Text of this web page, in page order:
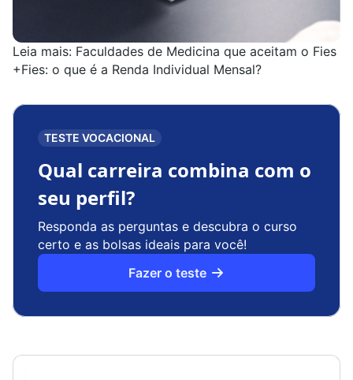
Leia mais: Faculdades de Medicina que aceitam o Fies
+Fies: o que é a Renda Individual Mensal?
TESTE VOCACIONAL
Qual carreira combina com o
seu perfil?
Responda as perguntas e descubra o curso
certo e as bolsas ideais para você!
Fazer o teste